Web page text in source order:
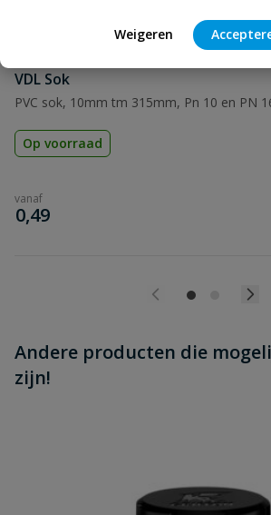
Weigeren
Beoordeling versturen
VDL Sok
PVC sok, 10mm tm 315mm, Pn 10 en PN
Op voorraad
vanaf
€
0,49
Andere producten die
zijn!